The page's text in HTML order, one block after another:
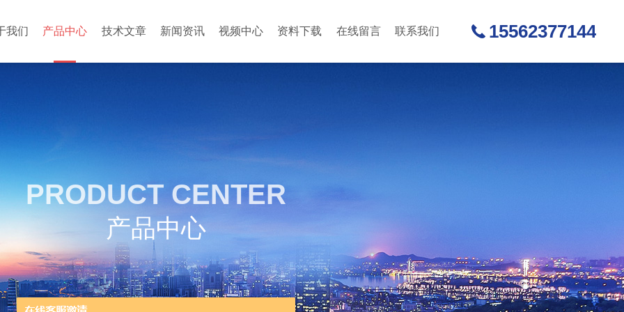
我们 产品中心 技术文章 新闻资讯 视频中心 资料下载 在线留言 联系我们 15562377144
PRODUCT CENTER
产品中心